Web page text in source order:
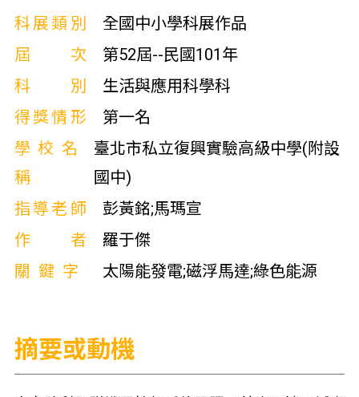
科展類別
全國中小學科展作品
屆次
第52屆--民國101年
科別
生活與應用科學科
得獎情形
第一名
學校名
稱
臺北市私立復興實驗高級中學(附設
國中)
指導老師
彭黃銘;馬瑪宣
作者
羅于傑
關鍵字
太陽能發電;磁浮馬達;綠色能源
摘要或動機